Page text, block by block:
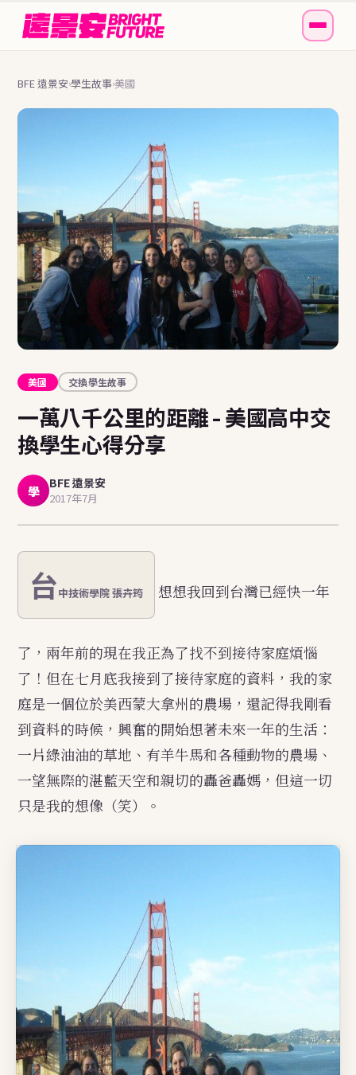
BFE 遠景安›學生故事›美國
美國 交換學生故事
一萬八千公里的距離 - 美國高中交
換學生心得分享
學 BFE 遠景安
2017年7月
台中技術學院 張卉筠 想想我回到台灣已經快一年
了，兩年前的現在我正為了找不到接待家庭煩惱
了！但在七月底我接到了接待家庭的資料，我的家
庭是一個位於美西蒙大拿州的農場，還記得我剛看
到資料的時候，興奮的開始想著未來一年的生活：
一片綠油油的草地、有羊牛馬和各種動物的農場、
一望無際的湛藍天空和親切的轟爸轟媽，但這一切
只是我的想像（笑）。